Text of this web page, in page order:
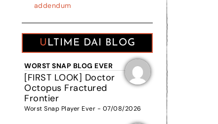
addendum
ULTIME DAI BLOG
WORST SNAP BLOG EVER
[FIRST LOOK] Doctor
Octopus Fractured
Frontier
Worst Snap Player Ever - 07/08/2026